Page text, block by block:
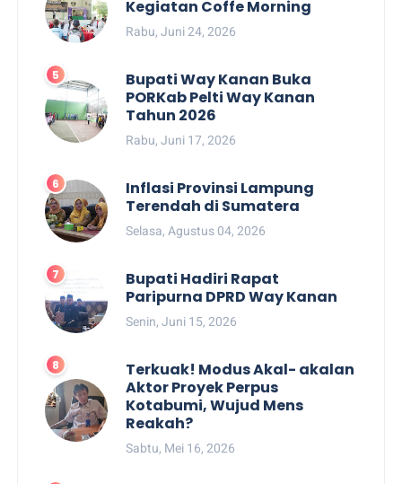
Kegiatan Coffe Morning
Rabu, Juni 24, 2026
Bupati Way Kanan Buka
PORKab Pelti Way Kanan
Tahun 2026
Rabu, Juni 17, 2026
Inflasi Provinsi Lampung
Terendah di Sumatera
Selasa, Agustus 04, 2026
Bupati Hadiri Rapat
Paripurna DPRD Way Kanan
Senin, Juni 15, 2026
Terkuak! Modus Akal- akalan
Aktor Proyek Perpus
Kotabumi, Wujud Mens
Reakah?
Sabtu, Mei 16, 2026